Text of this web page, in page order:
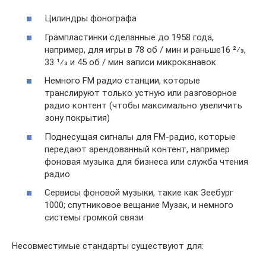
Цилиндры фонографа
Грампластинки сделанные до 1958 года,
например, для игры в 78 об / мин и раньше16 2⁄3, ​
33 1⁄3 и 45 об / мин записи микроканавок
Немного FM радио станции, которые
транслируют только устную или разговорное
радио контент (чтобы максимально увеличить
зону покрытия)
Поднесущая сигналы для FM-радио, которые
передают арендованный контент, например
фоновая музыка для бизнеса или служба чтения
радио
Сервисы фоновой музыки, такие как Зеебург
1000; спутниковое вещание Музак, и немного
системы громкой связи
Несовместимые стандарты существуют для: